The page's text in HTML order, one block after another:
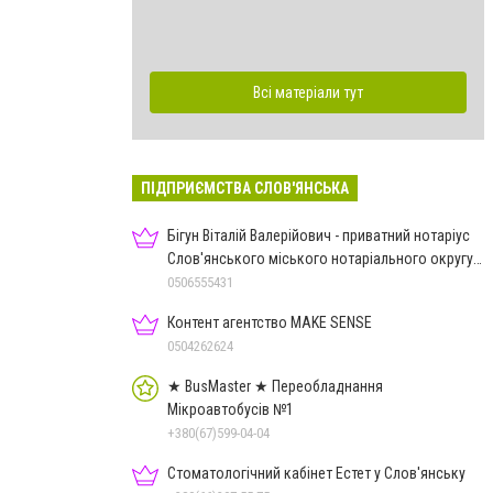
Всі матеріали тут
ПІДПРИЄМСТВА СЛОВ'ЯНСЬКА
Бігун Віталій Валерійович - приватний нотаріус
Слов'янського міського нотаріального округу
Дон.обл.
0506555431
Контент агентство MAKE SENSE
0504262624
★ BusMaster ★ Переобладнання
Мікроавтобусів №1
+380(67)599-04-04
Стоматологічний кабінет Естет у Слов'янську